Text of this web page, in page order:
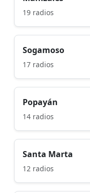
19 radios
Sogamoso
17 radios
Popayán
14 radios
Santa Marta
12 radios